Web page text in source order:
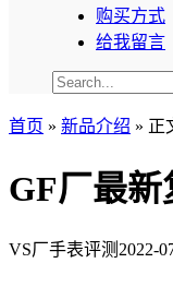
购买方式
给我留言
首页 » 新品介绍 » 正
GF厂最新
VS厂手表评测 2022-